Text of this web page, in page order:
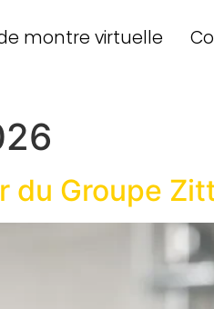
montre virtuelle
du Groupe